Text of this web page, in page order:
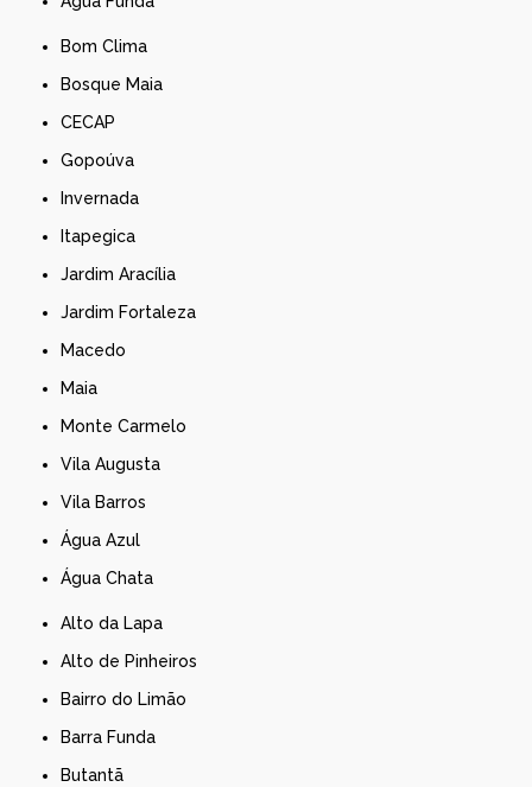
Bom Clima
Bosque Maia
CECAP
Gopoúva
Invernada
Itapegica
Jardim Aracília
Jardim Fortaleza
Macedo
Maia
Monte Carmelo
Vila Augusta
Vila Barros
Água Azul
Água Chata
Alto da Lapa
Alto de Pinheiros
Bairro do Limão
Barra Funda
Butantã